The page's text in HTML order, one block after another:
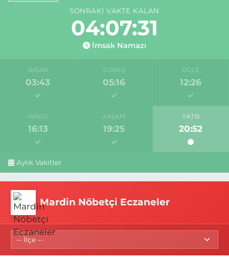
SONRAKI VAKTE KALAN
04:07:31
İmsak Namazı
İMSAK
03:43
GÜNEŞ
05:16
ÖĞLE
12:26
İKINDI
16:13
AKŞAM
19:25
YATSI
20:52
Aylık Vakitler
Mardin Nöbetçi Eczaneler